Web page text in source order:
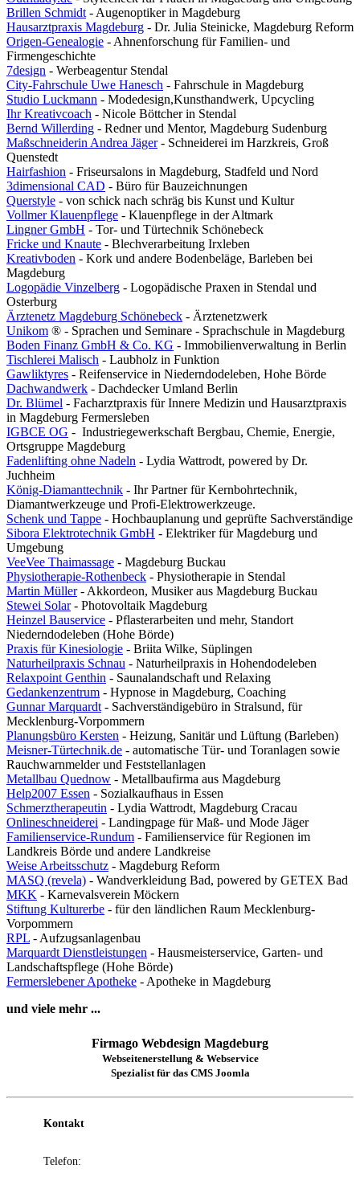
Brillen Schmidt - Augenoptiker in Magdeburg
Hausarztpraxis Magdeburg - Dr. Julia Steinicke, Magdeburg Reform
Origen-Genealogie - Ahnenforschung für Familien- und
Firmengeschichte
7design - Werbeagentur Stendal
City-Fahrschule Uwe Hanesch - Fahrschule in Magdeburg
Studio Luckmann - Modedesign,Kunsthandwerk, Upcycling
Ihr Kreativcoach - Nicole Böttcher in Stendal
Bernd Willerding - Redner und Mentor, Magdeburg Sudenburg
Maßschneiderin Andrea Jäger- Schneiderei im Harzkreis, Groß
Quenstedt
Hairfashion - Friseursalons in Magdeburg, Stadfeld und Nord
3dimensional CAD - Büro für Bauzeichnungen
Querstyle - von schick nach schräg bis Kunst und Kultur
Vollmer Klauenpflege - Klauenpflege in der Altmark
Lingner GmbH - Tor- und Türtechnik Schönebeck
Fricke und Knaute - Blechverarbeitung Irxleben
Kreativboden - Kork und andere Bodenbeläge, Barleben bei
Magdeburg
Logopädie Vinzelberg - Logopädische Praxen in Stendal und
Osterburg
Ärztenetz Magdeburg Schönebeck - Ärztenetzwerk
Unikom ® - Sprachen und Seminare - Sprachschule in Magdeburg
Boden Finanz GmbH & Co. KG - Immobilienverwaltung in Berlin
Tischlerei Malisch - Laubholz in Funktion
Gawliktyres - Reifenservice in Niederndodeleben, Hohe Börde
Dachwandwerk - Dachdecker Umland Berlin
Dr. Blümel - Facharztpraxis für Innere Medizin und Hausarztpraxis
in Magdeburg Fermersleben
IGBCE OG - Industriegewerkschaft Bergbau, Chemie, Energie,
Ortsgruppe Magdeburg
Fadenlifting ohne Nadeln - Lydia Wattrodt, powered by Dr.
Juchheim
König-Diamanttechnik - Ihr Partner für Kernbohrtechnik,
Diamantwerkzeuge und Profi-Elektrowerkzeuge.
Schenk und Tappe - Hochbauplanung und geprüfte Sachverständige
Sibora Elektrotechnik GmbH - Elektriker für Magdeburg und
Umgebung
VeeVee Thaimassage - Magdeburg Buckau
Physiotherapie-Rothenbeck - Physiotherapie in Stendal
Martin Müller- Akkordeon, Musiker aus Magdeburg Buckau
Stewei Solar- Photovoltaik Magdeburg
Heinzel Bauservice - Pflasterarbeiten und mehr, Standort
Niederndodeleben (Hohe Börde)
Praxis für Kinesiologie - Briita Wilke, Süplingen
Naturheilpraxis Schnau - Naturheilpraxis in Hohendodeleben
Relaxpoint Genthin - Saunalandschaft und Relaxing
Gedankenzentrum - Hypnose in Magdeburg, Coaching
Gunnar Marquardt - Sachverständigebüro in Stralsund, für
Mecklenburg-Vorpommern
Planungsbüro Kersten - Heizung, Sanitär und Lüftung (Barleben)
Meisner-Türtechnik.de - automatische Tür- und Toranlagen sowie
Rauchwarnmelder und Feststellanlagen
Metallbau Quednow - Metallbaufirma aus Magdeburg
Help2007 Essen - Sozialkaufhaus in Essen
Schmerztherapeutin - Lydia Wattrodt, Magdeburg Cracau
Onlineschneiderei - Landingpage für Maß- und Mode Jäger
Familienservice-Rundum - Familienservice für Regionen im
Landkreis Börde und andere Landkreise
Weise Arbeitsschutz - Magdeburg Reform
MASQ (revela) - Wandverkleidung Bad, powered by GETEX Bad
MKK - Karnevalsverein Möckern
Stiftung Kulturerbe - für den ländlichen Raum Mecklenburg-
Vorpommern
RPL - Aufzugsanlagenbau
Marquardt Dienstleistungen - Hausmeisterservice, Garten- und
Landschaftspflege (Hohe Börde)
Fermerslebener Apotheke - Apotheke in Magdeburg
und viele mehr ...
Firmago Webdesign Magdeburg
Webseitenerstellung & Webservice
Spezialist für das CMS Joomla
Kontakt
Telefon: